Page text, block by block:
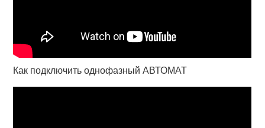
Как подключить однофазный АВТОМАТ